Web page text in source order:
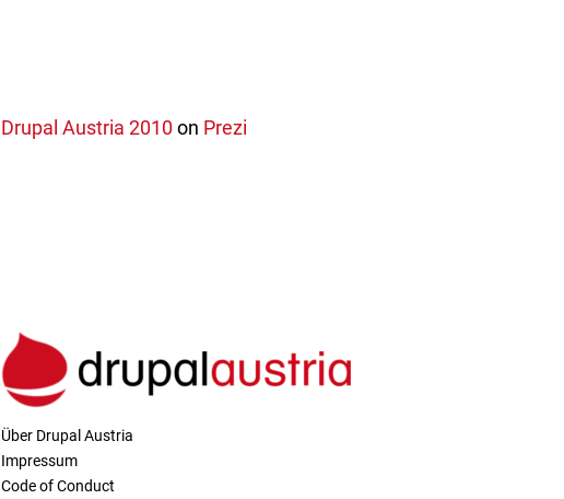
Drupal Austria 2010 on Prezi
Über Drupal Austria
Impressum
Code of Conduct